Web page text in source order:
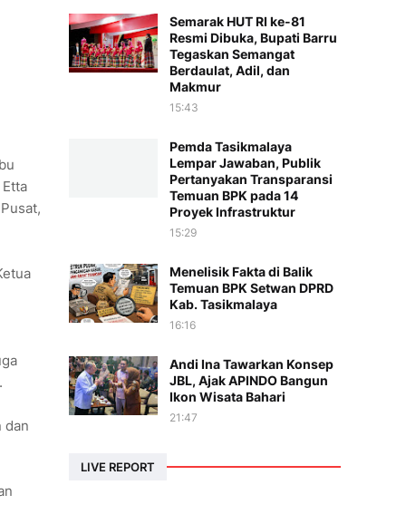
dan
Semarak HUT RI ke-81
Resmi Dibuka, Bupati Barru
Tegaskan Semangat
Berdaulat, Adil, dan
Makmur
15:43
Pemda Tasikmalaya
Lempar Jawaban, Publik
Pertanyakan Transparansi
Temuan BPK pada 14
Proyek Infrastruktur
15:29
Menelisik Fakta di Balik
Temuan BPK Setwan DPRD
Kab. Tasikmalaya
16:16
Andi Ina Tawarkan Konsep
JBL, Ajak APINDO Bangun
Ikon Wisata Bahari
21:47
LIVE REPORT